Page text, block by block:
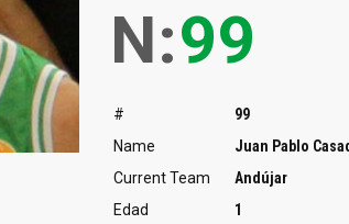
N:99
#
99
Name
Juan Pablo
Current Team
Andújar
Edad
1